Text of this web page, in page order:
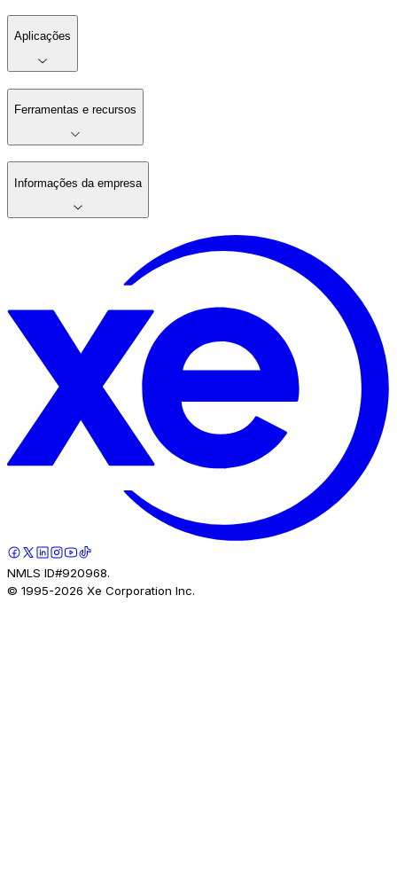
Aplicações
Ferramentas e recursos
Informações da empresa
NMLS ID#920968.
© 1995-2026 Xe Corporation Inc.